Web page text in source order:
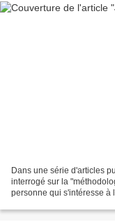
Dans une série d'articles
interrogé sur la
personne qui s'intéresse à